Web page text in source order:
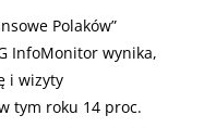
Polaków”
InfoMonitor wynika,
i wizyty
tym roku 14 proc.